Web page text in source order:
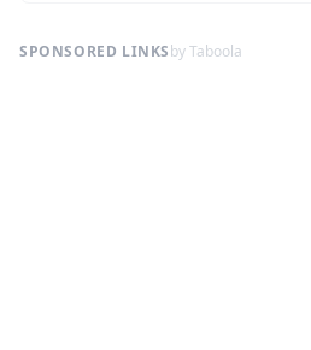
SPONSORED LINKSby Taboola